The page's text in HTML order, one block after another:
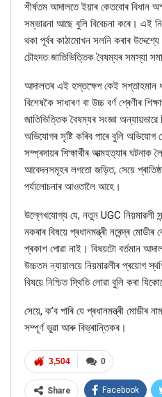
শীৰ্ষতম আদালতে ইয়াৰ কেতবোৰ বিধান
সম্ভাৱনা আছে বুলি বিবেচনা কৰে। এই
থকা পূৰ্বৰ কাঠামোখন সলনি কৰাৰ
চৌহদত জাতিভিত্তিক বৈষম্যৰ সমস্যা
আদালতৰ এই হস্তক্ষেপ কেই সপ্তাহমান
বিশেষকৈ সাধাৰণ বা উচ্চ বৰ্ণ শ্ৰেণীৰ
জাতিভিত্তিক বৈষম্যৰ সংজ্ঞা
অভিযোগৰ সৃষ্টি কৰিব পাৰে বুলি
সম্প্ৰদায়ৰ শিক্ষাৰ্থীৰ আত্মহত্যাৰ ঘটনাক
আবেদনসমূহৰ লগতো জড়িত, সেয়ে
পৰ্যালোচনাৰ আওতালৈ আহে।
উল্লেখযোগ্য যে, নতুন UGC নিয়মাৱলী
নকৰাৰ বিষয়ে প্ৰধানমন্ত্ৰী নৰেন্দ্ৰ
প্ৰকাশ পোৱা নাই। বিষয়টো বৰ্তমান
উচ্চতম ন্যায়ালয়ে নিয়মাৱলীৰ প্ৰয়োগ
বিষয়ে নিশ্চিত স্থিতি লোৱা বুলি কৰা
সেয়ে, ক’ব পাৰি যে প্ৰধানমন্ত্ৰী মোডীৰ
সম্পূৰ্ণ ভুৱা আৰু বিভ্ৰান্তিকৰ।
0
3,504
Share Facebook